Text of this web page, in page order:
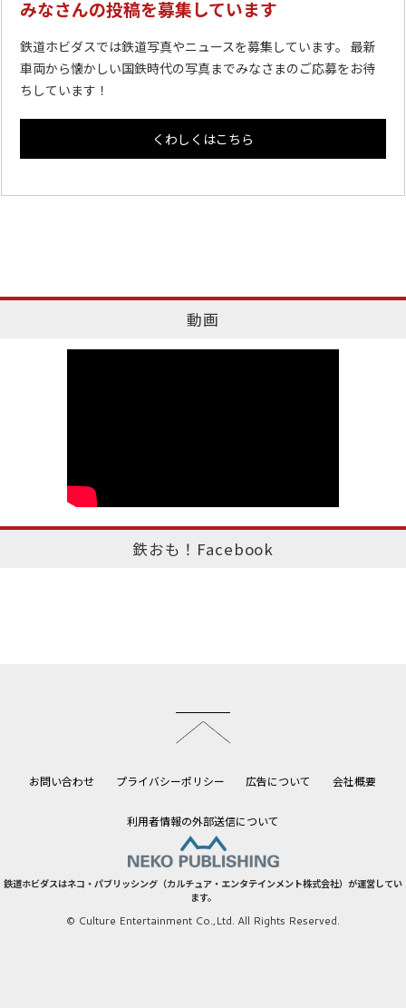
みなさんの投稿を募集しています
鉄道ホビダスでは鉄道写真やニュースを募集しています。 最新
車両から懐かしい国鉄時代の写真までみなさまのご応募をお待
ちしています！
くわしくはこちら
動画
鉄おも！Facebook
お問い合わせ プライバシーポリシー 広告について 会社概要
利用者情報の外部送信について
鉄道ホビダスはネコ・パブリッシング（カルチュア・エンタテインメント株式会社）が運営してい
ます。
© Culture Entertainment Co.,Ltd. All Rights Reserved.